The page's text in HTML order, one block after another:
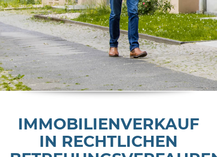
IMMOBILIENVERKAUF
IN RECHTLICHEN